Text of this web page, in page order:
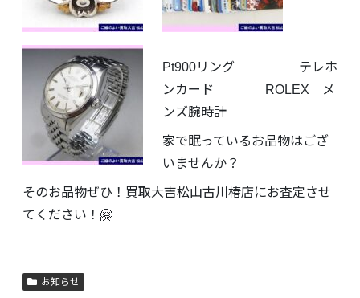
Pt900リング テレホ
ンカード ROLEX メ
ンズ腕時計
家で眠っているお品物はござ
いませんか？
そのお品物ぜひ！買取大吉松山古川椿店にお査定させ
てください！🤗
お知らせ